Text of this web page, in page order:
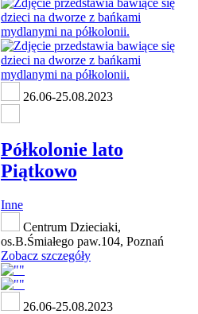
26.06-25.08.2023
Półkolonie lato
Piątkowo
Inne
Centrum Dzieciaki,
os.B.Śmiałego paw.104, Poznań
Zobacz szczegóły
26.06-25.08.2023